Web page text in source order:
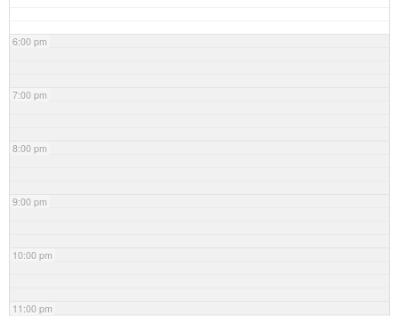
6:00 pm
7:00 pm
8:00 pm
9:00 pm
10:00 pm
11:00 pm